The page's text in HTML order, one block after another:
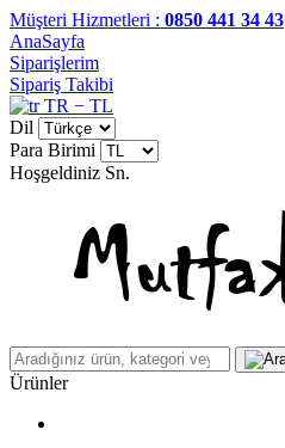
Müşteri Hizmetleri : 0850 441 34 43
AnaSayfa
Siparişlerim
Sipariş Takibi
TR − TL
Dil
Para Birimi
Hoşgeldiniz Sn.
Ürünler